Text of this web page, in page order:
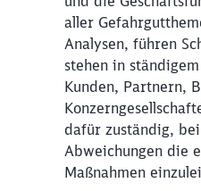
aller
Analysen, führen
stehen in
Kunden, Partnern,
dafür zuständig,
Abweichungen die
Maßnahmen